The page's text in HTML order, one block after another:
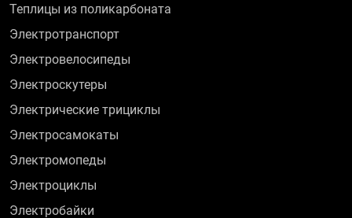
Теплицы из поликарбоната
Электротранспорт
Электровелосипеды
Электроскутеры
Электрические трициклы
Электросамокаты
Электромопеды
Электроциклы
Электробайки